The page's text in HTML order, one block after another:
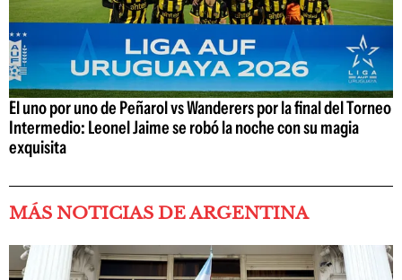
El uno por uno de Peñarol vs Wanderers por la final del Torneo
Intermedio: Leonel Jaime se robó la noche con su magia
exquisita
MÁS NOTICIAS DE ARGENTINA